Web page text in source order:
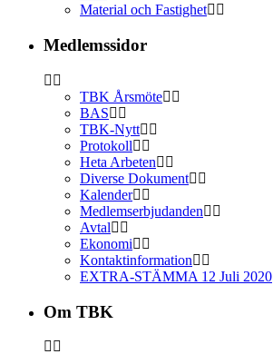
Material och Fastighet
Medlemssidor
TBK Årsmöte
BAS
TBK-Nytt
Protokoll
Heta Arbeten
Diverse Dokument
Kalender
Medlemserbjudanden
Avtal
Ekonomi
Kontaktinformation
EXTRA-STÄMMA 12 Juli 2020
Om TBK